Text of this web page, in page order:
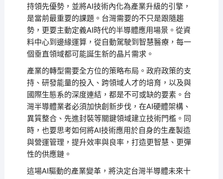
持領先優勢，並將AI技術內化為產業升級的引擎，
是當前最重要的課題。台灣需要的不只是跟隨趨
勢，更要主動定義AI時代的半導體應用場景。從資
料中心到邊緣運算，從自動駕駛到智慧醫療，每一
個垂直領域都可能誕生新的晶片需求。
產業的轉型需要全方位的策略布局。政府政策的支
持、研發能量的投入、跨領域人才的培育，以及與
國際生態系的深度連結，都是不可或缺的要素。台
灣半導體業者必須加快創新步伐，在AI硬體架構、
異質整合、先進封裝等關鍵領域建立技術門檻。同
時，也要思考如何將AI技術應用於自身的生產製造
與營運管理，提升效率與良率，打造更智慧、更彈
性的供應鏈。
這場AI驅動的產業變革，將決定台灣半導體未來十